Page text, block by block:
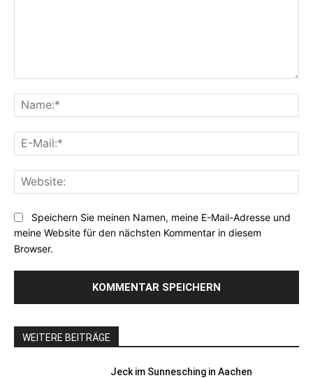
Speichern Sie meinen Namen, meine E-Mail-Adresse und
meine Website für den nächsten Kommentar in diesem
Browser.
WEITERE BEITRÄGE
Jeck im Sunnesching in Aachen